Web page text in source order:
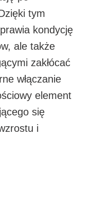
tym
kondycję
ale także
zakłócać
włączanie
element
się
i